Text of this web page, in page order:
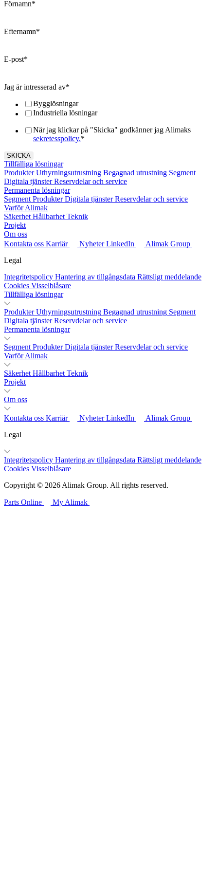
Förnamn*
Efternamn*
E-post*
Jag är intresserad av*
Bygglösningar
Industriella lösningar
När jag klickar på "Skicka" godkänner jag Alimaks
sekretesspolicy.*
Tillfälliga lösningar
Produkter Uthyrningsutrustning Begagnad utrustning Segment
Digitala tjänster Reservdelar och service
Permanenta lösningar
Segment Produkter Digitala tjänster Reservdelar och service
Varför Alimak
Säkerhet Hållbarhet Teknik
Projekt
Om oss
Kontakta oss Karriär Nyheter LinkedIn
Alimak Group
Legal
Integritetspolicy Hantering av tillgångsdata Rättsligt meddelande
Cookies Visselblåsare
Tillfälliga lösningar
Produkter Uthyrningsutrustning Begagnad utrustning Segment
Digitala tjänster Reservdelar och service
Permanenta lösningar
Segment Produkter Digitala tjänster Reservdelar och service
Varför Alimak
Säkerhet Hållbarhet Teknik
Projekt
Om oss
Kontakta oss Karriär Nyheter LinkedIn
Alimak Group
Legal
Integritetspolicy Hantering av tillgångsdata Rättsligt meddelande
Cookies Visselblåsare
Copyright © 2026 Alimak Group. All rights reserved.
Parts Online My Alimak